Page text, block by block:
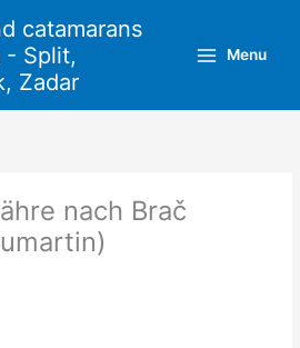
catamarans
- Split,
Zadar
Menu
nach Brač